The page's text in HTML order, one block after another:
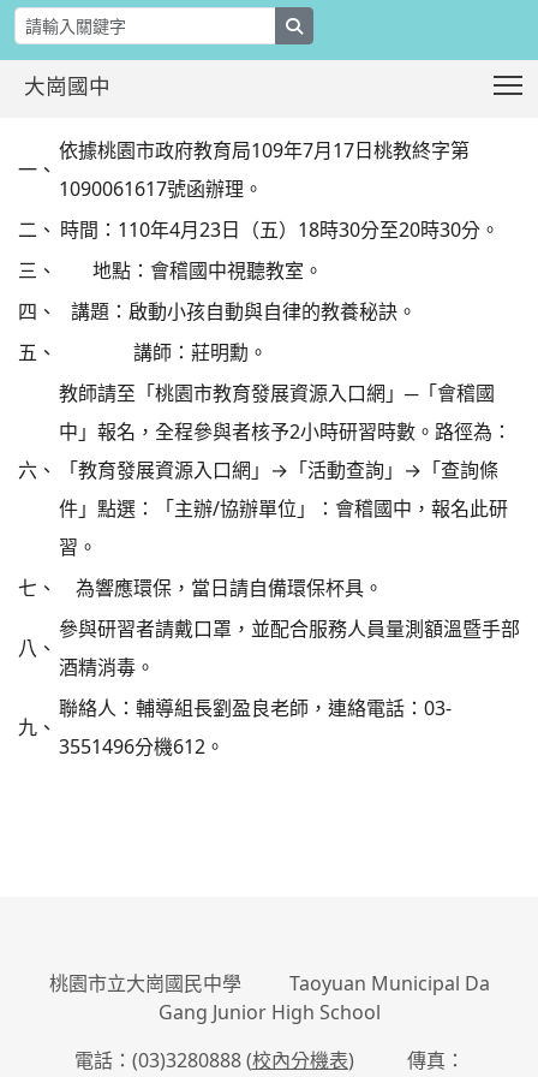
大崗國中
親職教育講座-啟動小孩自動與自律的
一、
依據桃園市政府教育局109年7月17日桃教終字第
1090061617號函辦理。
二、 時間：110年4月23日（五）18時30分至20時30分。
三、
地點：會稽國中視聽教室。
四、
講題：啟動小孩自動與自律的教養秘訣。
五、
講師：莊明勳。
六、
教師請至「桃園市教育發展資源入口網」─「會稽國
中」報名，全程參與者核予2小時研習時數。路徑為：
「教育發展資源入口網」→「活動查詢」→「查詢條
件」點選：「主辦/協辦單位」：會稽國中，報名此研
習。
七、
為響應環保，當日請自備環保杯具。
八、
參與研習者請戴口罩，並配合服務人員量測額溫暨手部
酒精消毒。
九、
聯絡人：輔導組長劉盈良老師，連絡電話：03-
3551496分機612。
桃園市立大崗國民中學 Taoyuan Municipal Da
Gang Junior High School
電話：(03)3280888 (校內分機表) 傳真：